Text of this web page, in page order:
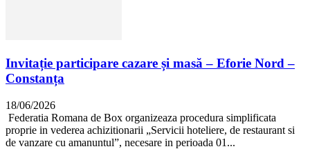
Invitație participare cazare și masă – Eforie Nord –
Constanța
18/06/2026
Federatia Romana de Box organizeaza procedura simplificata
proprie in vederea achizitionarii „Servicii hoteliere, de restaurant si
de vanzare cu amanuntul”, necesare in perioada 01...